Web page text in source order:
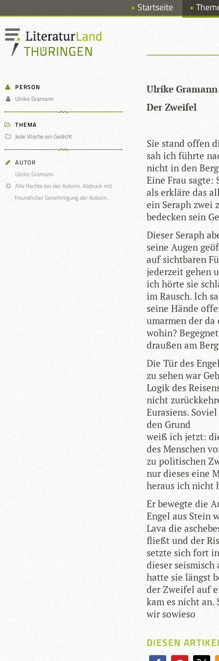
Startseite
PERSON
Ulrike Gramann
THEMA
Jede Woche ein Gedicht
AUTOR
Ulrike Gramann
Alle Rechte bei der Autorin. Abdruck mit
freundlicher Genehmigung der Autorin.
Ulrike Gra­mann
Der Zwei­fel
Sie stand offen
sah ich führte
nicht in den Berg
Eine Frau sagte:
als erkläre das
ein Seraph zwei
bede­cken sein
Die­ser Seraph
seine Augen
auf sicht­ba­ren
jeder­zeit gehen
ich hörte sie
im Rausch. Ich
seine Hände
umar­men der
wohin?
drau­ßen am
Die Tür des
zu sehen war
Logik des
nicht
Eura­si­ens.
den Grund
weiß ich jetzt:
des Men­schen
zu poli­ti­schen
nur die­ses eine
her­aus ich nicht
Er bewegte die
Engel aus Stein
Lava die
fließt und der
setzte sich fort
die­ser
hatte sie längst
der Zwei­fel auf
kam es nicht an.
wir sowieso
DIESEN